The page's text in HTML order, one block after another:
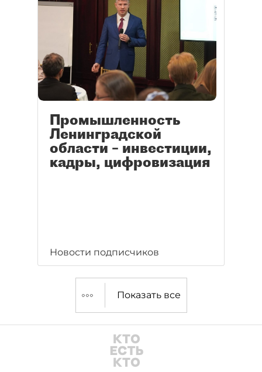
Промышленность
Ленинградской
области – инвестиции,
кадры, цифровизация
Новости подписчиков
Показать все